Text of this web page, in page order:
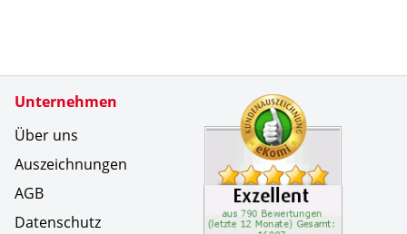
Unternehmen
Über uns
Auszeichnungen
AGB
Datenschutz
Zertifikate